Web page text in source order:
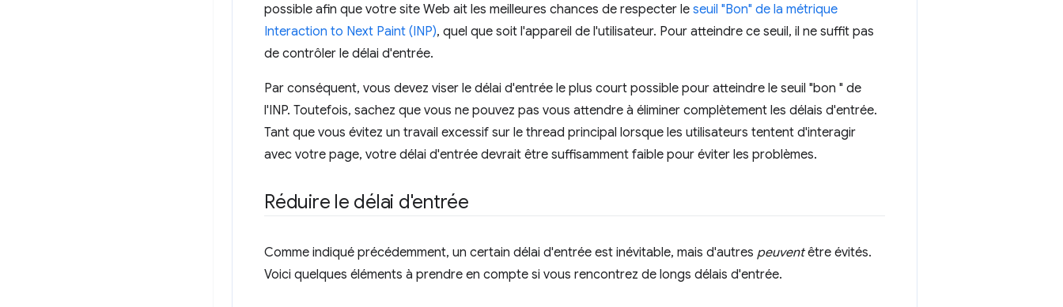
possible afin que votre site Web ait les meilleures chances de respecter le seuil "Bon" de la métrique
Interaction to Next Paint (INP), quel que soit l'appareil de l'utilisateur. Pour atteindre ce seuil, il ne suffit pas
de contrôler le délai d'entrée.
Par conséquent, vous devez viser le délai d'entrée le plus court possible pour atteindre le seuil "bon " de
l'INP. Toutefois, sachez que vous ne pouvez pas vous attendre à éliminer complètement les délais d'entrée.
Tant que vous évitez un travail excessif sur le thread principal lorsque les utilisateurs tentent d'interagir
avec votre page, votre délai d'entrée devrait être suffisamment faible pour éviter les problèmes.
Réduire le délai d'entrée
Comme indiqué précédemment, un certain délai d'entrée est inévitable, mais d'autres peuventêtre évités.
Voici quelques éléments à prendre en compte si vous rencontrez de longs délais d'entrée.